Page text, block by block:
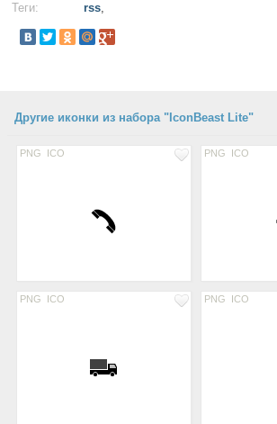
Теги: rss,
Другие иконки из набора "IconBeast Lite"
PNG ICO PNG ICO
PNG ICO PNG ICO